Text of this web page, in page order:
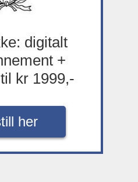
digitalt
+
kr 1999,-
her